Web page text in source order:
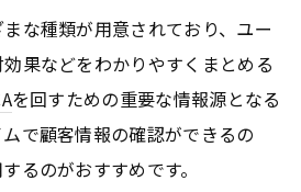
な種類が用意されており、ユー
果などをわかりやすくまとめる
を回すための重要な情報源となる
で顧客情報の確認ができるの
るのがおすすめです。